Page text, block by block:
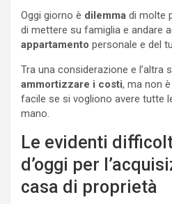
Oggi giorno è dilemma di molte
di mettere su famiglia e andare
appartamento personale e del
Tra una considerazione e l’altra
ammortizzare i costi, ma non
facile se si vogliono avere tutte
mano.
Le evidenti
d’oggi per
casa di proprietà